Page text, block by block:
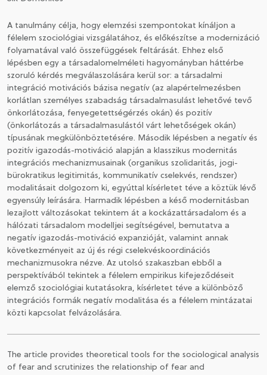
CSATLAKOZÁS A TÁRSASÁGHOZ / MEGÚJÍTOM A
TAGSÁGOMAT
A tanulmány célja, hogy elemzési szempontokat kínáljon a
félelem szociológiai vizsgálatához, és előkészítse a modernizáció
folyamatával való összefüggések feltárását. Ehhez első
lépésben egy a társadalomelméleti hagyományban háttérbe
szoruló kérdés megválaszolására kerül sor: a társadalmi
integráció motivációs bázisa negatív (az alapértelmezésben
korlátlan személyes szabadság társadalmasulást lehetővé tevő
önkorlátozása, fenyegetettségérzés okán) és pozitív
(önkorlátozás a társadalmasulástól várt lehetőségek okán)
típusának megkülönböztetésére. Második lépésben a negatív és
pozitív igazodás-motiváció alapján a klasszikus modernitás
integrációs mechanizmusainak (organikus szolidaritás, jogi-
bürokratikus legitimitás, kommunikatív cselekvés, rendszer)
modalitásait dolgozom ki, egyúttal kísérletet téve a köztük lévő
egyensúly leírására. Harmadik lépésben a késő modernitásban
lezajlott változásokat tekintem át a kockázattársadalom és a
hálózati társadalom modelljei segítségével, bemutatva a
negatív igazodás-motiváció expanzióját, valamint annak
következményeit az új és régi cselekvéskoordinációs
mechanizmusokra nézve. Az utolsó szakaszban ebből a
perspektívából tekintek a félelem empirikus kifejeződéseit
elemző szociológiai kutatásokra, kísérletet téve a különböző
integrációs formák negatív modalitása és a félelem mintázatai
közti kapcsolat felvázolására.
The article provides theoretical tools for the sociological analysis
of fear and scrutinizes the relationship of fear and